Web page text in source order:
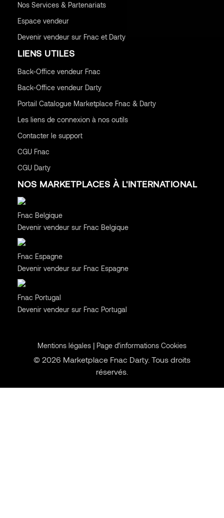
Nos Services & Partenariats
Espace vendeur
Devenir vendeur sur Fnac et Darty
LIENS UTILES
Back-Office vendeur Fnac
Back-Office vendeur Darty
Portail Catalogue Marketplace Fnac & Darty
Les liens de connexion à nos outils
Contacter le support
CGUFnac
CGUDarty
NOS MARKETPLACES À L'INTERNATIONAL
Fnac Belgique
Devenir vendeur sur Fnac Belgique
Fnac Espagne
Devenir vendeur sur Fnac Espagne
Fnac Portugal
Devenir vendeur sur Fnac Portugal
Mentions légales | Page d’informations Cookies
© 2026 Marketplace Fnac Darty. Tous droits
réservés.